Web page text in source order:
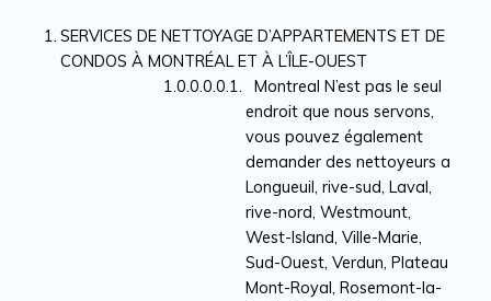
SERVICES DE NETTOYAGE D’APPARTEMENTS ET DE
CONDOS À MONTRÉAL ET À L’ÎLE-OUEST
Montreal N’est pas le seul
endroit que nous servons,
vous pouvez également
demander des nettoyeurs a
Longueuil, rive-sud, Laval,
rive-nord, Westmount,
West-Island, Ville-Marie,
Sud-Ouest, Verdun, Plateau
Mont-Royal, Rosemont-la-